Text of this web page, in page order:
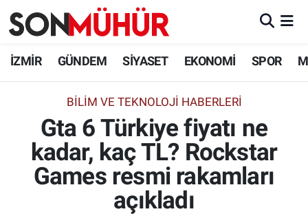
İZMİR GÜNDEM SİYASET EKONOMİ SPOR
BILIM VE TEKNOLOJI HABERLERI
Gta 6 Türkiye fiyatı ne
kadar, kaç TL? Rockstar
Games resmi rakamları
açıkladı
İzmir Nöbetçi Eczaneler
İzmir Namaz Vakitleri
İzmir Trafik Yoğunluk Haritası
Süper Lig Puan Durumu ve Fikstür